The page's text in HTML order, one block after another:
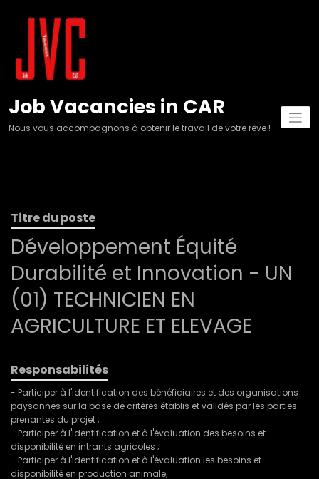
Job Vacancies in CAR
Nous vous accompagnons à obtenir le travail de votre rêve !
Titre du poste
Développement Équité
Durabilité et Innovation - UN
(01) TECHNICIEN EN
AGRICULTURE ET ELEVAGE
Responsabilités
- Participer à l'identification des bénéficiaires et des organisations
paysannes sur la base de critères établis et validés par les parties
prenantes du projet ;
- Participer à l'identification et à l'évaluation des besoins et
disponibilité en intrants agricoles ;
- Participer à l'identification et à l'évaluation les besoins et
disponibilité en production animale;